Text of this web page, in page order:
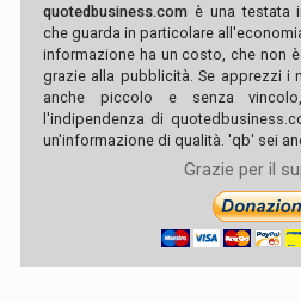
quotedbusiness.com è una testata
che guarda in particolare
informazione ha un costo, che non
grazie alla pubblicità. Se apprezzi i
anche piccolo e senza
l'indipendenza di
un'informazione di qualità. 'qb' sei
Grazie per il